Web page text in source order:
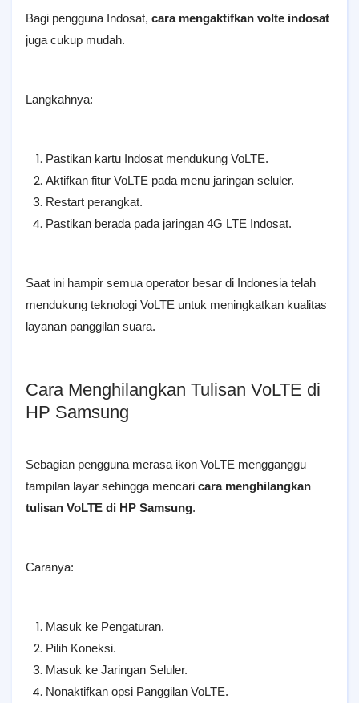
Bagi pengguna Indosat, cara mengaktifkan volte indosat
juga cukup mudah.
Langkahnya:
Pastikan kartu Indosat mendukung VoLTE.
Aktifkan fitur VoLTE pada menu jaringan seluler.
Restart perangkat.
Pastikan berada pada jaringan 4G LTE Indosat.
Saat ini hampir semua operator besar di Indonesia telah
mendukung teknologi VoLTE untuk meningkatkan kualitas
layanan panggilan suara.
Cara Menghilangkan Tulisan VoLTE di
HP Samsung
Sebagian pengguna merasa ikon VoLTE mengganggu
tampilan layar sehingga mencari cara menghilangkan
tulisan VoLTE di HP Samsung.
Caranya:
Masuk ke Pengaturan.
Pilih Koneksi.
Masuk ke Jaringan Seluler.
Nonaktifkan opsi Panggilan VoLTE.